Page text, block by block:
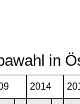
in
2014